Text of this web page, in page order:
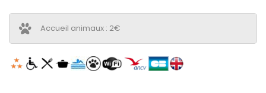
Accueil animaux : 2€